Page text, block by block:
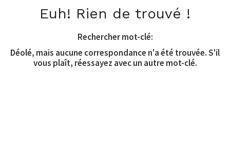
Euh! Rien de trouvé !
Rechercher mot-clé:
Déolé, mais aucune correspondance n'a été trouvée. S'il
vous plaît, réessayez avec un autre mot-clé.